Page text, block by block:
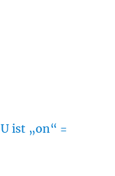
ist „on“ =